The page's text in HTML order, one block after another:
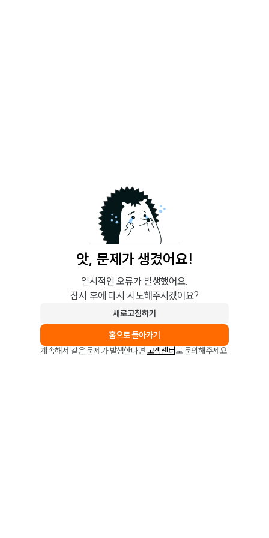
앗, 문제가 생겼어요!
일시적인 오류가 발생했어요.
잠시 후에 다시 시도해주시겠어요?
새로고침하기
홈으로 돌아가기
계속해서 같은 문제가 발생한다면 고객센터로 문의해주세요.